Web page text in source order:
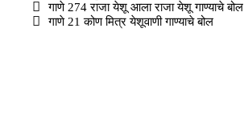
गाणे 274 राजा येशू आला राजा येशू गाण्याचे बोल
गाणे 21 कोण मित्र येशूवाणी गाण्याचे बोल